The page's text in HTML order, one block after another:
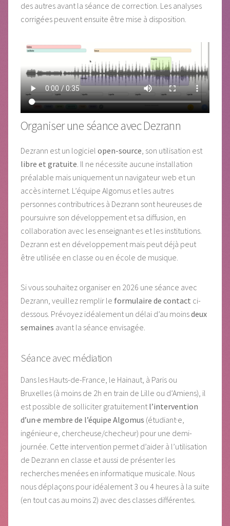
des autres avant la séance de correction. Les analyses
corrigées peuvent ensuite être mise à disposition.
Organiser une séance avec Dezrann
Dezrann est un logiciel open-source , son utilisation est
libre et gratuite . Il ne nécessite aucune installation
préalable mais uniquement un navigateur web et un
accès internet. L’équipe Algomus et les autres
personnes contributrices à Dezrann sont heureuses de
poursuivre son développement et sa diffusion, en
collaboration avec les enseignant·es et les institutions.
Dezrann est en développement mais peut déjà peut
être utilisée en classe ou en école de musique.
Si vous souhaitez organiser en 2026 une séance avec
Dezrann, veuillez remplir le formulaire de contact ci-
dessous. Prévoyez idéalement un délai d’au moinsdeux
semaines avant la séance envisagée.
Séance avec médiation
Dans les Hauts-de-France, le Hainaut, à Paris ou
Bruxelles (à moins de 2h en train de Lille ou d’Amiens), il
est possible de solliciter gratuitement l’intervention
d’un·e membre de l’équipe Algomus (étudiant·e,
ingénieur·e, chercheuse/checheur) pour une demi-
journée. Cette intervention permet d’aider à l’utilisation
de Dezrann en classe et aussi de présenter les
recherches menées en informatique musicale. Nous
nous déplaçons pour idéalement 3 ou 4 heures à la suite
(en tout cas au moins 2) avec des classes différentes.